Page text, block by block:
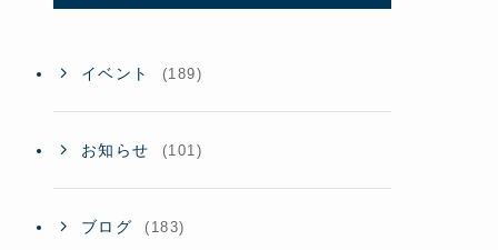
イベント (189)
お知らせ (101)
ブログ (183)